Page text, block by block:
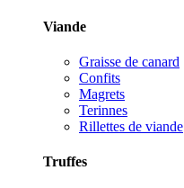
Viande
Graisse de canard
Confits
Magrets
Terinnes
Rillettes de viande
Truffes